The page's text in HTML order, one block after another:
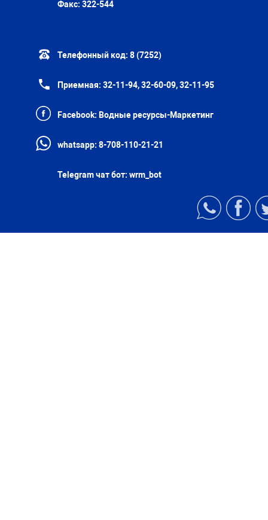
Факс: 322-544
Телефонный код: 8 (7252)
Приемная: 32-11-94, 32-60-09, 32-11-95
Facebook: Водные ресурсы-Маркетинг
whatsapp: 8-708-110-21-21
Telegram чат бот: wrm_bot